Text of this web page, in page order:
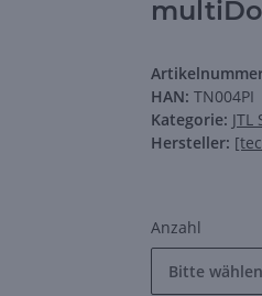
HAN: TN004PI
Kategorie:
Hersteller:
Anzahl
Bitte